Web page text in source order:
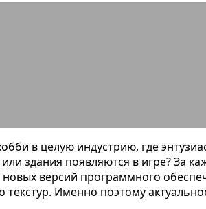
в целую индустрию, где
здания появляются в игре? За
версий программного
Именно поэтому